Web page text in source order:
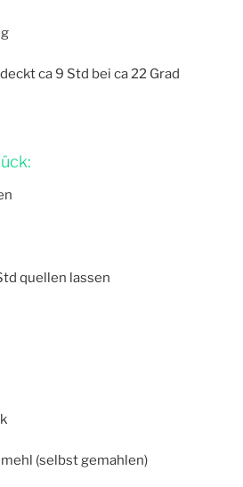
ca 9 Std bei ca 22 Grad
quellen lassen
(selbst gemahlen)